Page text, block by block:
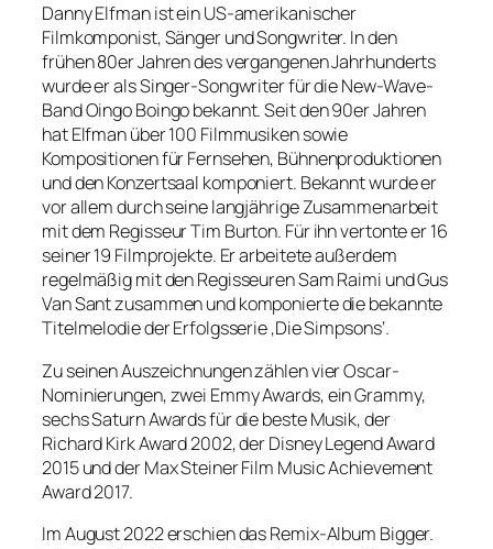
Danny Elfman ist ein US-amerikanischer
Filmkomponist, Sänger und Songwriter. In den
frühen 80er Jahren des vergangenen Jahrhunderts
wurde er als Singer-Songwriter für die New-Wave-
Band Oingo Boingo bekannt. Seit den 90er Jahren
hat Elfman über 100 Filmmusiken sowie
Kompositionen für Fernsehen, Bühnenproduktionen
und den Konzertsaal komponiert. Bekannt wurde er
vor allem durch seine langjährige Zusammenarbeit
mit dem Regisseur Tim Burton. Für ihn vertonte er 16
seiner 19 Filmprojekte. Er arbeitete außerdem
regelmäßig mit den Regisseuren Sam Raimi und Gus
Van Sant zusammen und komponierte die bekannte
Titelmelodie der Erfolgsserie ‚Die Simpsons‘.
Zu seinen Auszeichnungen zählen vier Oscar-
Nominierungen, zwei Emmy Awards, ein Grammy,
sechs Saturn Awards für die beste Musik, der
Richard Kirk Award 2002, der Disney Legend Award
2015 und der Max Steiner Film Music Achievement
Award 2017.
Im August 2022 erschien das Remix-Album Bigger.